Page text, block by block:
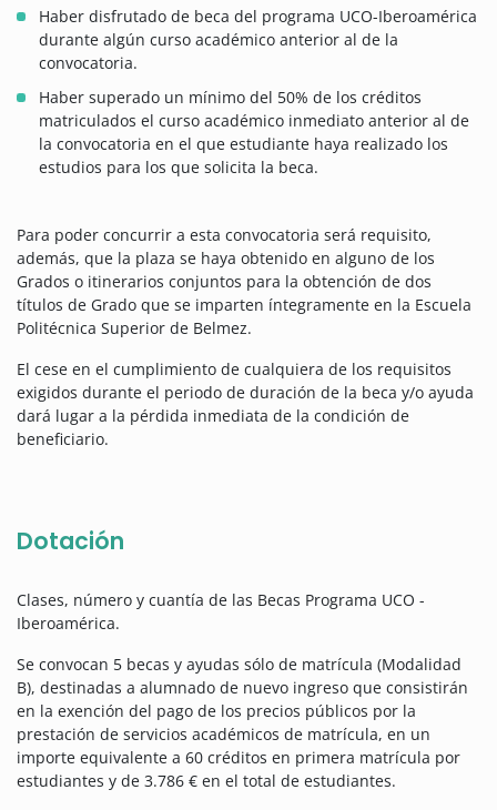
Haber disfrutado de beca del programa UCO-Iberoamérica
durante algún curso académico anterior al de la
convocatoria.
Haber superado un mínimo del 50% de los créditos
matriculados el curso académico inmediato anterior al de
la convocatoria en el que estudiante haya realizado los
estudios para los que solicita la beca.
Para poder concurrir a esta convocatoria será requisito,
además, que la plaza se haya obtenido en alguno de los
Grados o itinerarios conjuntos para la obtención de dos
títulos de Grado que se imparten íntegramente en la Escuela
Politécnica Superior de Belmez.
El cese en el cumplimiento de cualquiera de los requisitos
exigidos durante el periodo de duración de la beca y/o ayuda
dará lugar a la pérdida inmediata de la condición de
beneficiario.
Dotación
Clases, número y cuantía de las Becas Programa UCO -
Iberoamérica.
Se convocan 5 becas y ayudas sólo de matrícula (Modalidad
B), destinadas a alumnado de nuevo ingreso que consistirán
en la exención del pago de los precios públicos por la
prestación de servicios académicos de matrícula, en un
importe equivalente a 60 créditos en primera matrícula por
estudiantes y de 3.786 € en el total de estudiantes.